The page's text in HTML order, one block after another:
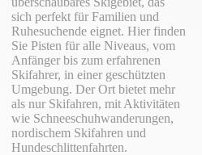
sich perfekt für Familien und
Ruhesuchende eignet. Hier finden
Sie Pisten für alle Niveaus, vom
Anfänger bis zum erfahrenen
Skifahrer, in einer geschützten
Umgebung. Der Ort bietet mehr
als nur Skifahren, mit Aktivitäten
wie Schneeschuhwanderungen,
nordischem Skifahren und
Hundeschlittenfahrten.